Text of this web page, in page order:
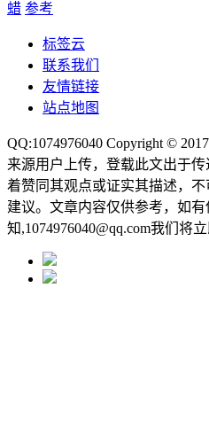
蜡 参考
标签云
联系我们
友情链接
站点地图
QQ:1074976040 Copyright ©
来源用户上传，登载此文出于
着赞同其观点或证实其描述，
建议。文章内容仅供参考，如
知,1074976040@qq.com我们将立